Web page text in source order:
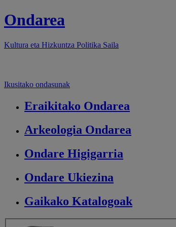
Ondarea
Kultura eta Hizkuntza Politika Saila
Ikusitako ondasunak
Eraikitako Ondarea
Arkeologia Ondarea
Ondare Higigarria
Ondare Ukiezina
Gaikako Katalogoak